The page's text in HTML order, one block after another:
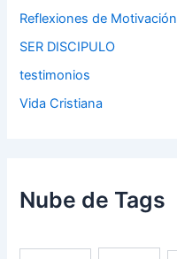
Reflexiones de Motivación
SER DISCIPULO
testimonios
Vida Cristiana
Nube de Tags